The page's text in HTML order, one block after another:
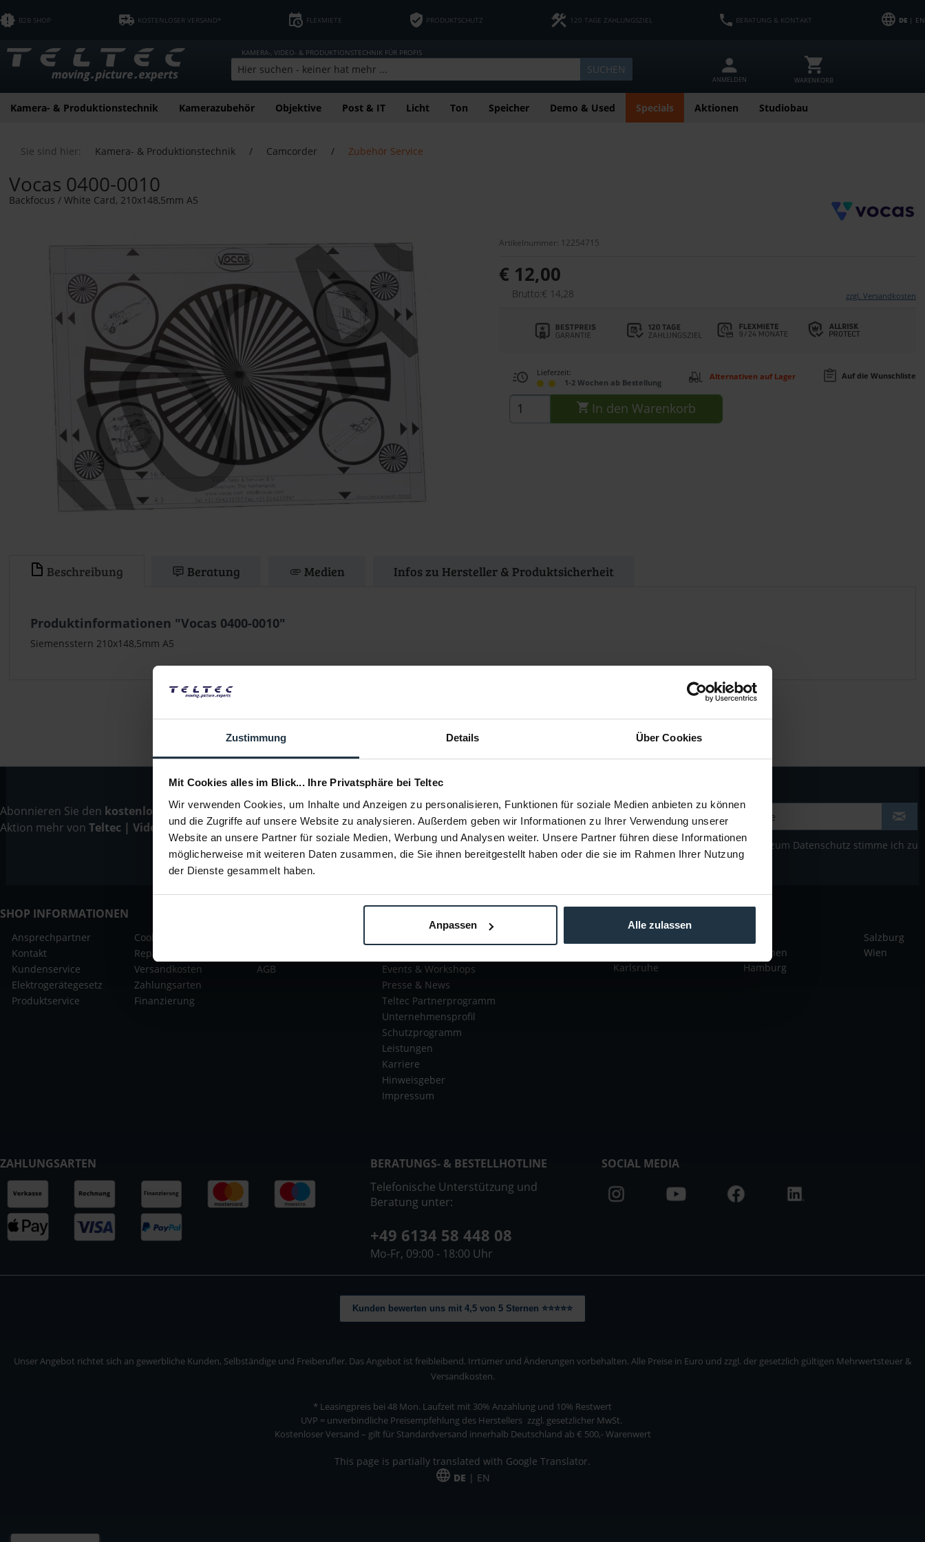
Zustimmung Details Über Cookies
Mit Cookies alles im Blick... Ihre Privatsphäre bei Teltec
Wir verwenden Cookies, um Inhalte und Anzeigen zu personalisieren, Funktionen für soziale Medien anbieten zu können
und die Zugriffe auf unsere Website zu analysieren. Außerdem geben wir Informationen zu Ihrer Verwendung unserer
Website an unsere Partner für soziale Medien, Werbung und Analysen weiter. Unsere Partner führen diese Informationen
möglicherweise mit weiteren Daten zusammen, die Sie ihnen bereitgestellt haben oder die sie im Rahmen Ihrer Nutzung
der Dienste gesammelt haben.
Anpassen Alle zulassen
B2B SHOP KOSTENLOSER VERSAND* FLEXMIETE PRODUKTSCHUTZ 120 TAGE ZAHLUNGSZIEL BERATUNG & KONTAKT DE| EN
KAMERA-, VIDEO- & PRODUKTIONSTECHNIK FÜR PROFIS
SUCHEN
ANMELDEN WARENKORB
Kamera- & Produktionstechnik Kamerazubehör Objektive Post & IT Licht Ton Speicher Demo & Used Specials Aktionen Studiobau
Sie sind hier: Kamera- & Produktionstechnik / Camcorder / Zubehör Service
Vocas 0400-0010
Backfocus / White Card, 210x148,5mm A5
Artikelnummer: 12254715
€ 12,00
Brutto:€ 14,28 zzgl. Versandkosten
Lieferzeit:
1-2 Wochen ab Bestellung
Alternativen auf Lager Auf die Wunschliste
In den Warenkorb
Beschreibung Beratung Medien Infos zu Hersteller & Produktsicherheit
Produktinformationen "Vocas 0400-0010"
Siemensstern 210x148,5mm A5
Abonnieren Sie den kostenlosen Newsletterund verpassen Sie keine Neuigkeit oder
Aktion mehr von Teltec | Video-, Audio- & Studio-Equipment.
Der Bestimmung zum Datenschutz stimme ich zu
SHOP INFORMATIONEN
Ansprechpartner
Kontakt
Kundenservice
Elektrogerätegesetz
Produktservice
Cookie-Einstellung
Reparatur-Formular
Versandkosten
Zahlungsarten
Finanzierung
AGB
Events & Workshops
Presse & News
Teltec Partnerprogramm
Unternehmensprofil
Schutzprogramm
Leistungen
Karriere
Hinweisgeber
Impressum
Karlsruhe
München
Hamburg
Salzburg
Wien
ZAHLUNGSARTEN
BERATUNGS- & BESTELLHOTLINE
Telefonische Unterstützung und
Beratung unter:
+49 6134 58 448 08
Mo-Fr, 09:00 - 18:00 Uhr
SOCIAL MEDIA
Kunden bewerten uns mit 4,5 von 5 Sternen ⭐⭐⭐⭐⭐
Unser Angebot richtet sich an gewerbliche Kunden, Selbständige und Freiberufler. Das Angebot ist freibleibend. Irrtümer und Änderungen vorbehalten. Alle Preise in Euro und zzgl. der gesetzlich gültigen Mehrwertsteuer &
Versandkosten.
* Leasingpreis bei 48 Mon. Laufzeit mit 30% Anzahlung und 10% Restwert
UVP = unverbindliche Preisempfehlung des Herstellers zzgl. gesetzlicher MwSt.
Kostenloser Versand – gilt für Standardversand innerhalb Deutschland ab € 500,- Warenwert
This page is partially translated with Google Translator.
DE | EN